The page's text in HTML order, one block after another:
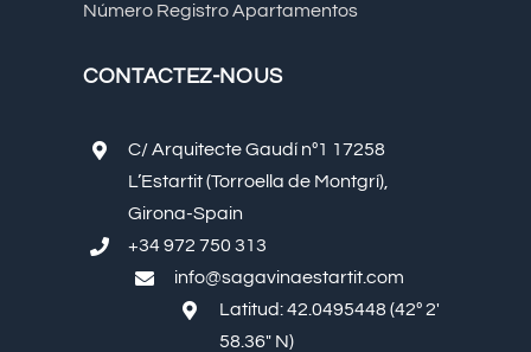
Número Registro Apartamentos
CONTACTEZ-NOUS
C/ Arquitecte Gaudí nº1 17258
L’Estartit (Torroella de Montgrí),
Girona-Spain
+34 972 750 313
info@sagavinaestartit.com
Latitud: 42.0495448 (42º 2′
58.36″ N)